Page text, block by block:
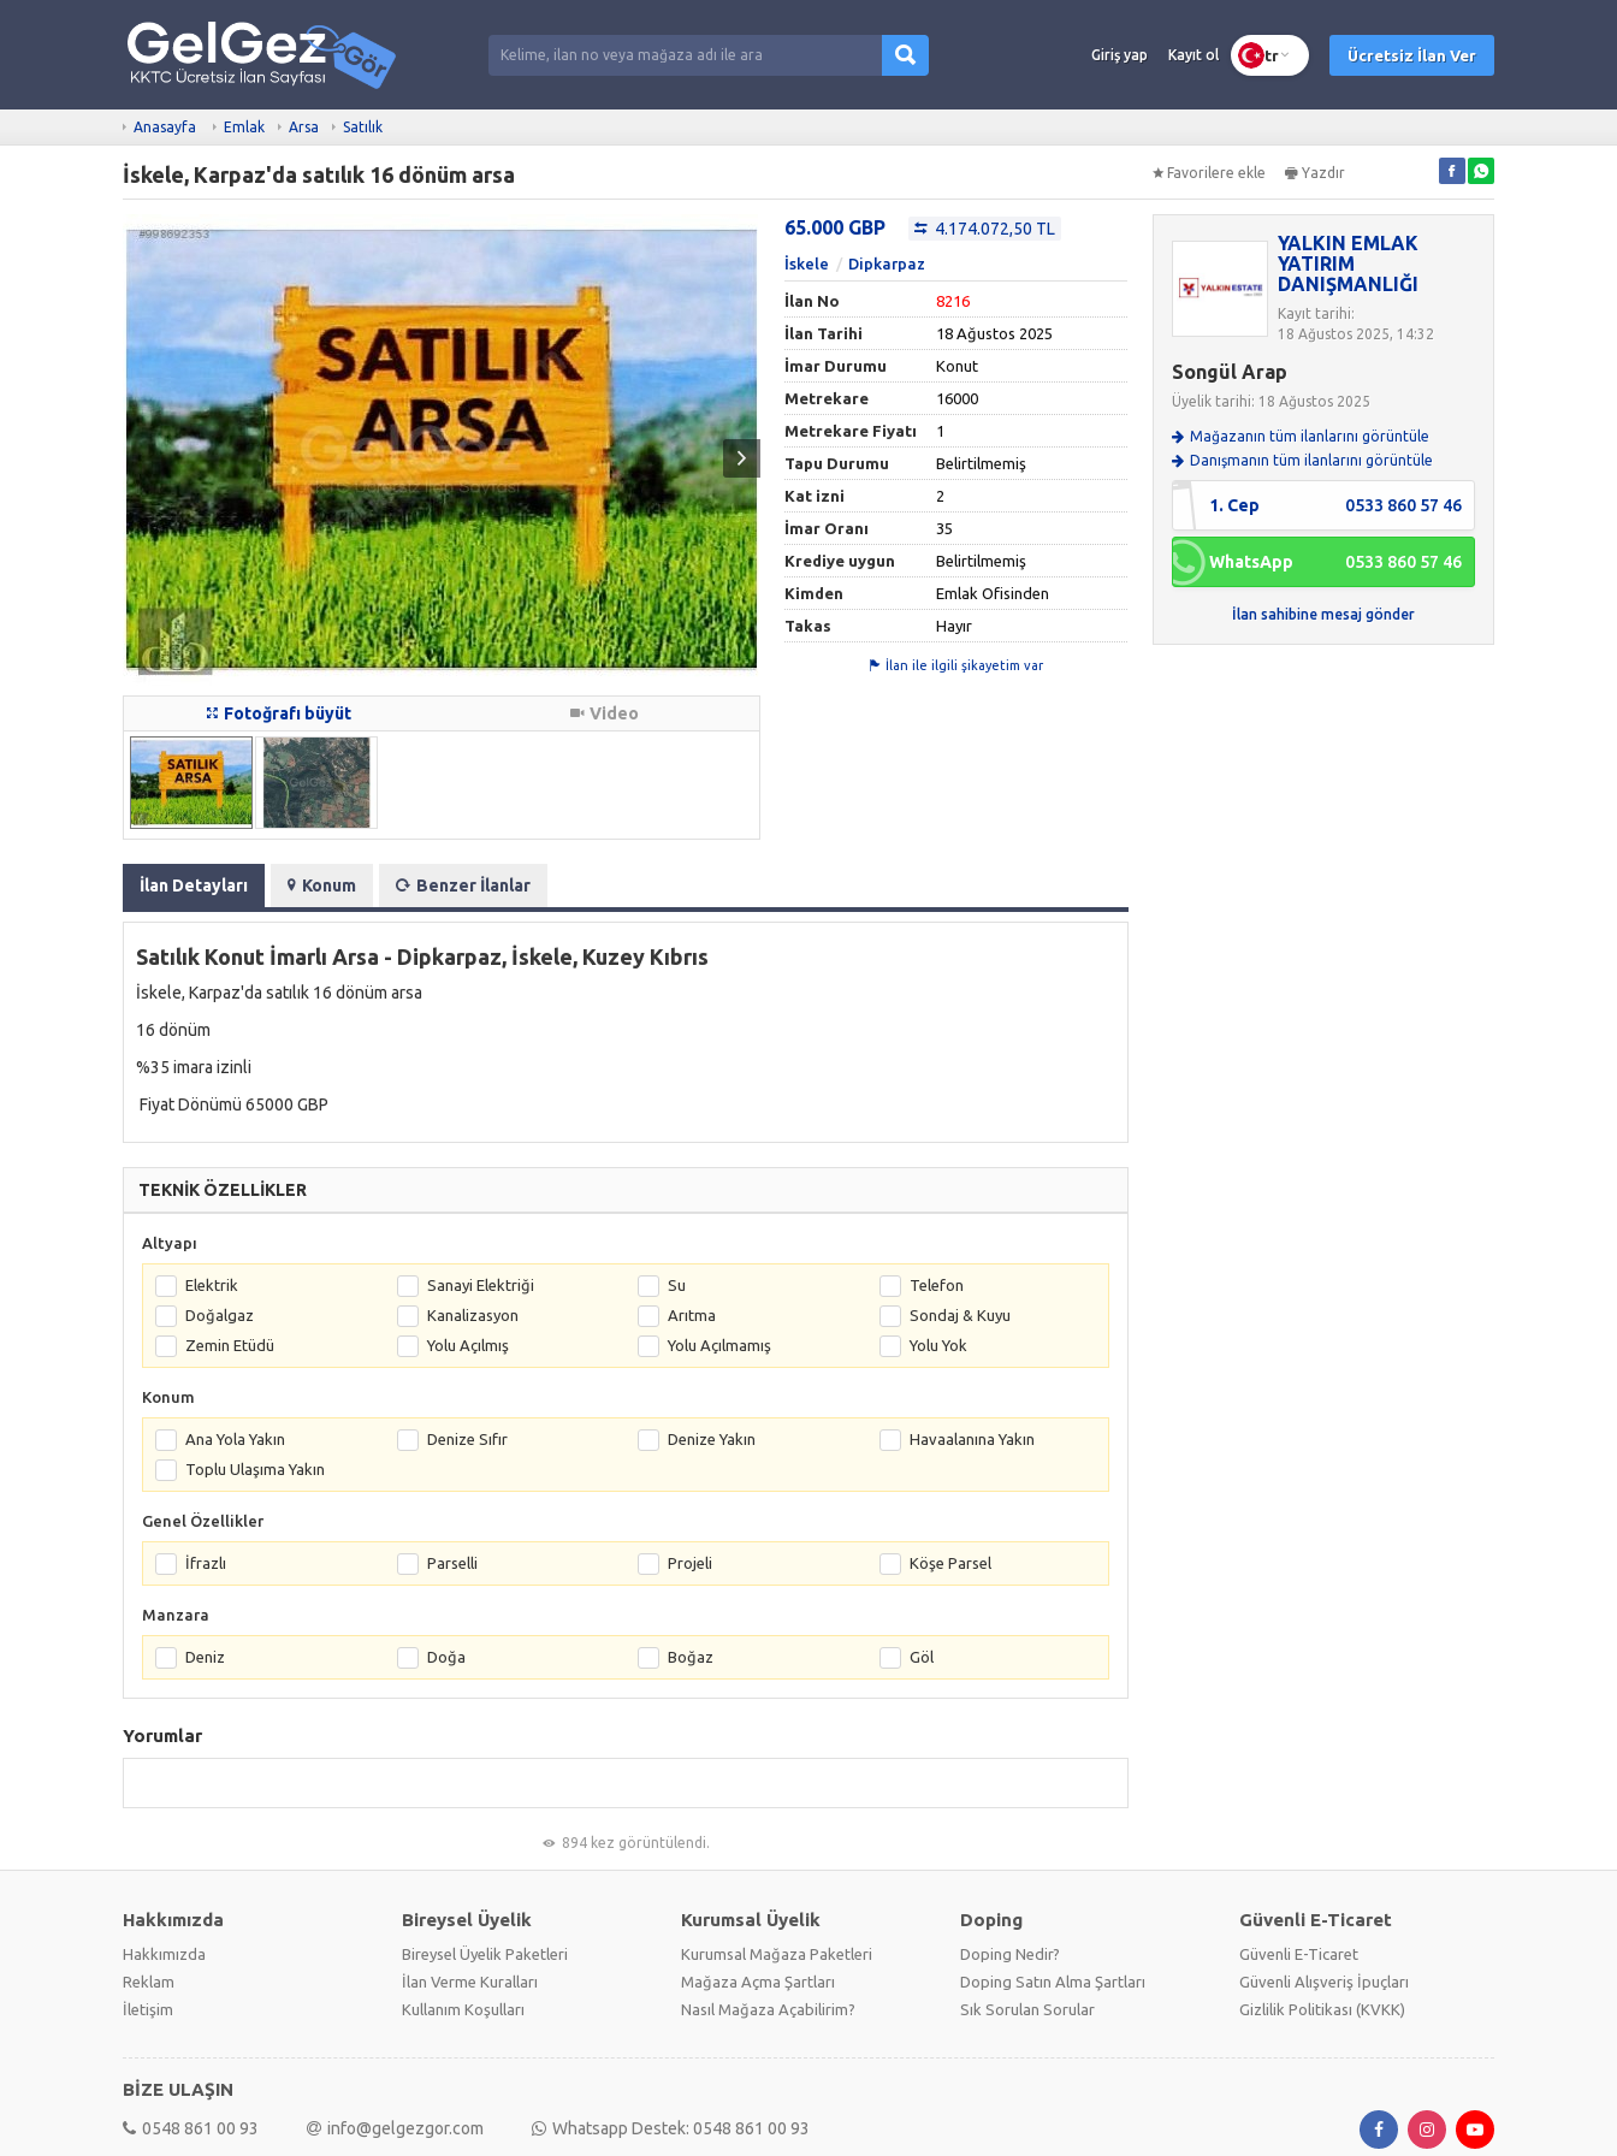
Giriş yap Kayıt ol tr Ücretsiz İlan Ver
Anasayfa Emlak Arsa Satılık
İskele, Karpaz'da satılık 16 dönüm arsa Favorilere ekle Yazdır
Fotoğrafı büyüt Video
65.000 GBP 4.174.072,50 TL
İskele Dipkarpaz
İlan No
8216
İlan Tarihi
18 Ağustos 2025
İmar Durumu
Konut
Metrekare
16000
Metrekare Fiyatı
1
Tapu Durumu
Belirtilmemiş
Kat izni
2
İmar Oranı
35
Krediye uygun
Belirtilmemiş
Kimden
Emlak Ofisinden
Takas
Hayır
İlan ile ilgili şikayetim var
İlan Detayları Konum Benzer İlanlar
Satılık Konut İmarlı Arsa - Dipkarpaz, İskele, Kuzey Kıbrıs
İskele, Karpaz'da satılık 16 dönüm arsa
16 dönüm
%35 imara izinli
Fiyat Dönümü 65000 GBP
TEKNİK ÖZELLİKLER
Altyapı
Elektrik Sanayi Elektriği Su
Telefon
Doğalgaz
Kanalizasyon Arıtma
Sondaj & Kuyu
Zemin Etüdü
Yolu Açılmış Yolu Açılmamış Yolu Yok
Konum
Ana Yola Yakın Denize Sıfır Denize Yakın
Havaalanına Yakın
Toplu Ulaşıma Yakın
Genel Özellikler
İfrazlı Parselli Projeli Köşe Parsel
Manzara
Deniz Doğa Boğaz Göl
Yorumlar
894 kez görüntülendi.
YALKIN EMLAK
YATIRIM
DANIŞMANLIĞI
Kayıt tarihi:
18 Ağustos 2025, 14:32
Songül Arap
Üyelik tarihi: 18 Ağustos 2025
Mağazanın tüm ilanlarını görüntüle
Danışmanın tüm ilanlarını görüntüle
1. Cep 0533 860 57 46
WhatsApp 0533 860 57 46
İlan sahibine mesaj gönder
Hakkımızda
Hakkımızda
Reklam
İletişim
Bireysel Üyelik
Bireysel Üyelik Paketleri
İlan Verme Kuralları
Kullanım Koşulları
Kurumsal Üyelik
Kurumsal Mağaza Paketleri
Mağaza Açma Şartları
Nasıl Mağaza Açabilirim?
Doping
Doping Nedir?
Doping Satın Alma Şartları
Sık Sorulan Sorular
Güvenli E-Ticaret
Güvenli E-Ticaret
Güvenli Alışveriş İpuçları
Gizlilik Politikası (KVKK)
BİZE ULAŞIN
0548 861 00 93 info@gelgezgor.com Whatsapp Destek: 0548 861 00 93